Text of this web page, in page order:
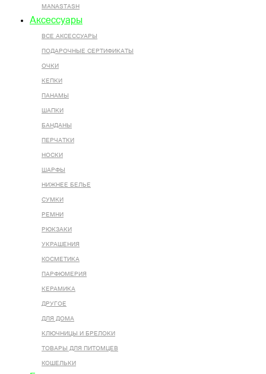
MANASTASH
Аксессуары
ВСЕ AКСЕССУАРЫ
ПОДАРОЧНЫЕ СЕРТИФИКАТЫ
ОЧКИ
КЕПКИ
ПАНАМЫ
ШАПКИ
БАНДАНЫ
ПЕРЧАТКИ
НОСКИ
ШАРФЫ
НИЖНЕЕ БЕЛЬЕ
СУМКИ
РЕМНИ
РЮКЗАКИ
УКРАШЕНИЯ
КОСМЕТИКА
ПАРФЮМЕРИЯ
КЕРАМИКА
ДРУГОЕ
ДЛЯ ДОМА
КЛЮЧНИЦЫ И БРЕЛОКИ
ТОВАРЫ ДЛЯ ПИТОМЦЕВ
КОШЕЛЬКИ